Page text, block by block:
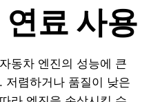
료 사용
동차 엔진의 성능에 큰
저렴하거나 품질이 낮은